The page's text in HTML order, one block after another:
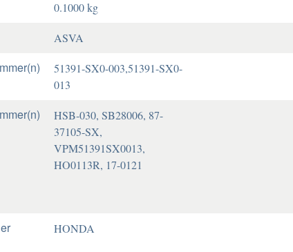
0.1000 kg
ASVA
51391-SX0-003,51391-SX0-
013
HSB-030, SB28006, 87-
37105-SX,
VPM51391SX0013,
HO0113R, 17-0121
HONDA